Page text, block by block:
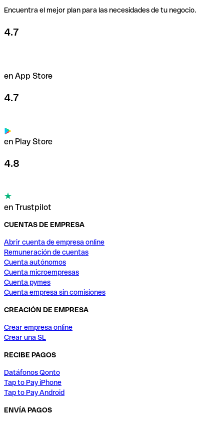
Usa nuestras tarjetas
Encuentra el mejor plan para las necesidades de tu negocio.
4.7
en App Store
4.7
en Play Store
4.8
en Trustpilot
CUENTAS DE EMPRESA
Abrir cuenta de empresa online
Remuneración de cuentas
Cuenta autónomos
Cuenta microempresas
Cuenta pymes
Cuenta empresa sin comisiones
CREACIÓN DE EMPRESA
Crear empresa online
Crear una SL
RECIBE PAGOS
Datáfonos Qonto
Tap to Pay iPhone
Tap to Pay Android
ENVÍA PAGOS